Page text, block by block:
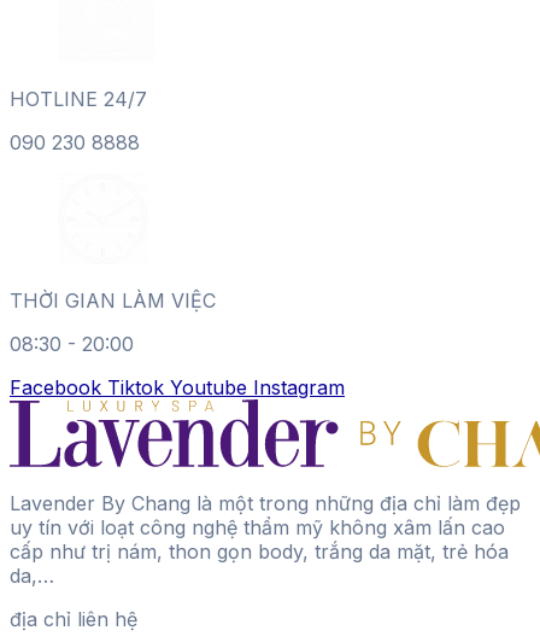
HOTLINE 24/7
090 230 8888
THỜI GIAN LÀM VIỆC
08:30 - 20:00
Facebook Tiktok Youtube Instagram
Lavender By Chang là một trong những địa chỉ làm đẹp
uy tín với loạt công nghệ thẩm mỹ không xâm lấn cao
cấp như trị nám, thon gọn body, trắng da mặt, trẻ hóa
da,…
địa chỉ liên hệ